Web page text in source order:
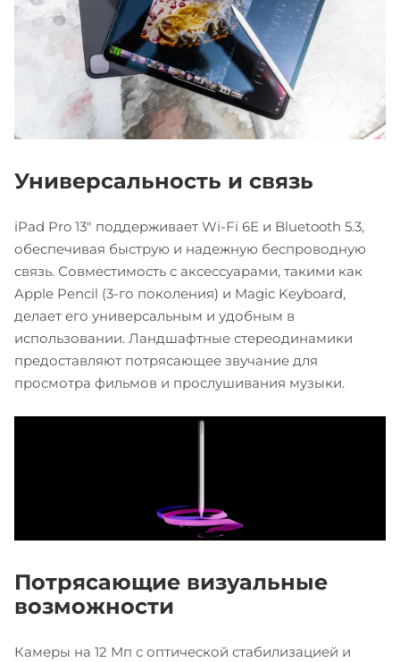
Универсальность и связь
iPad Pro 13" поддерживает Wi-Fi 6E и Bluetooth 5.3,
обеспечивая быструю и надежную беспроводную
связь. Совместимость с аксессуарами, такими как
Apple Pencil (3-го поколения) и Magic Keyboard,
делает его универсальным и удобным в
использовании. Ландшафтные стереодинамики
предоставляют потрясающее звучание для
просмотра фильмов и прослушивания музыки.
Потрясающие визуальные
возможности
Камеры на 12 Мп с оптической стабилизацией и